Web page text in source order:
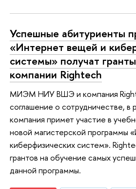
Успешные абитуриенты
«Интернет вещей и
системы» получат
компании Rightech
МИЭМ НИУ ВШЭ и компания
соглашение о сотрудничестве, в
компания примет участие в
новой магистерской программы
киберфизических систем».
грантов на обучение самых
данной программы.